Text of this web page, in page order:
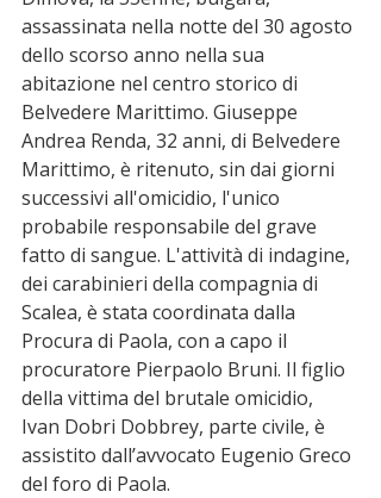
assassinata nella notte del 30 agosto
dello scorso anno nella sua
abitazione nel centro storico di
Belvedere Marittimo. Giuseppe
Andrea Renda, 32 anni, di Belvedere
Marittimo, è ritenuto, sin dai giorni
successivi all'omicidio, l'unico
probabile responsabile del grave
fatto di sangue. L'attività di indagine,
dei carabinieri della compagnia di
Scalea, è stata coordinata dalla
Procura di Paola, con a capo il
procuratore Pierpaolo Bruni. Il figlio
della vittima del brutale omicidio,
Ivan Dobri Dobbrey, parte civile, è
assistito dall’avvocato Eugenio Greco
del foro di Paola.